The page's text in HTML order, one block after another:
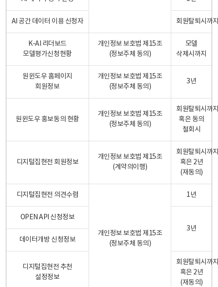
AI 공간 데이터 이용 신청자 회원탈퇴시까
K-AI 리더보드
모델평가신청현황
개인정보 보호법 제15조
(정보주체 동의)
모델
삭제시까지
원윈도우 홈페이지
회원정보
개인정보 보호법 제15조
(정보주체 동의)
3년
원윈도우 홍보동의 현황
개인정보 보호법 제15조
(정보주체 동의)
회원탈퇴시까
혹은 동의
철회시
디지털집현전 회원정보
개인정보 보호법 제15조
(계약의이행)
회원탈퇴시까
혹은 2년
(재동의)
디지털집현전 의견수렴
개인정보 보호법 제15조
(정보주체 동의)
1년
OPEN API 신청정보
3년
데이터개방 신청정보
디지털집현전 추천
설정정보
회원탈퇴시까
혹은 2년
(재동의)